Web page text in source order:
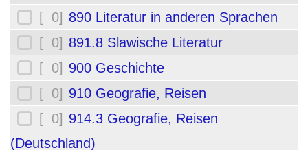
[ 0] 890 Literatur in anderen Sprachen
[ 0] 891.8 Slawische Literatur
[ 0] 900 Geschichte
[ 0] 910 Geografie, Reisen
[ 0] 914.3 Geografie, Reisen
(Deutschland)